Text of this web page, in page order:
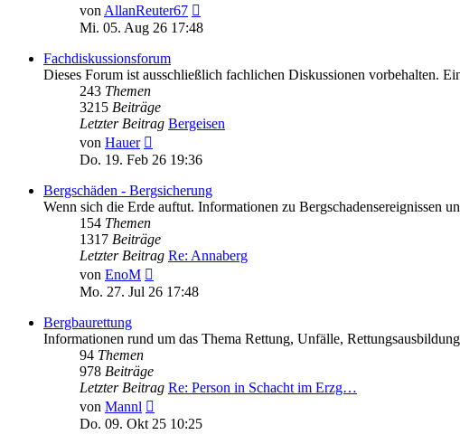
von AllanReuter67
Beitrag
Mi. 05. Aug 26 17:48
Fachdiskussionsforum
Dieses Forum ist ausschließlich fachlichen Diskussionen vorbehalten.
243 Themen
3215 Beiträge
Letzter Beitrag Bergeisen
von Hauer
Beitrag
Do. 19. Feb 26 19:36
Bergschäden - Bergsicherung
Wenn sich die Erde auftut. Informationen zu Bergschadensereignissen
154 Themen
1317 Beiträge
Letzter Beitrag Re: Annaberg
von EnoM
Beitrag
Mo. 27. Jul 26 17:48
Bergbaurettung
Informationen rund um das Thema Rettung, Unfälle,
94 Themen
978 Beiträge
Letzter Beitrag Re: Person in Schacht im Erzg…
von Mannl
Beitrag
Do. 09. Okt 25 10:25